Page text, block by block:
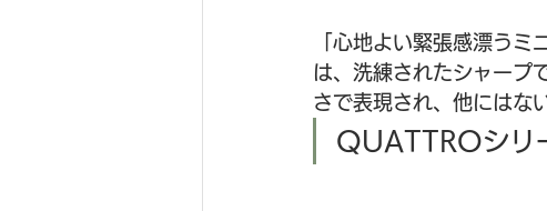
ワイズカーサコラム ご注文規約
「心地よい緊張感漂う
は、洗練されたシャープ
さで表現され、他にはな
QUATTROシリ